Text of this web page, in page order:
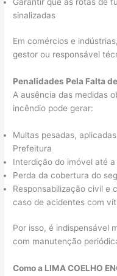
sinalizadas
Em comércios e
gestor ou responsável
Penalidades Pela Falta
A ausência das medidas
incêndio pode gerar:
Multas pesadas,
Prefeitura
Interdição do imóvel até
Perda da cobertura do
Responsabilização civil e
caso de acidentes com
Por isso, é indispensável
com manutenção
Como a LIMA COELHO